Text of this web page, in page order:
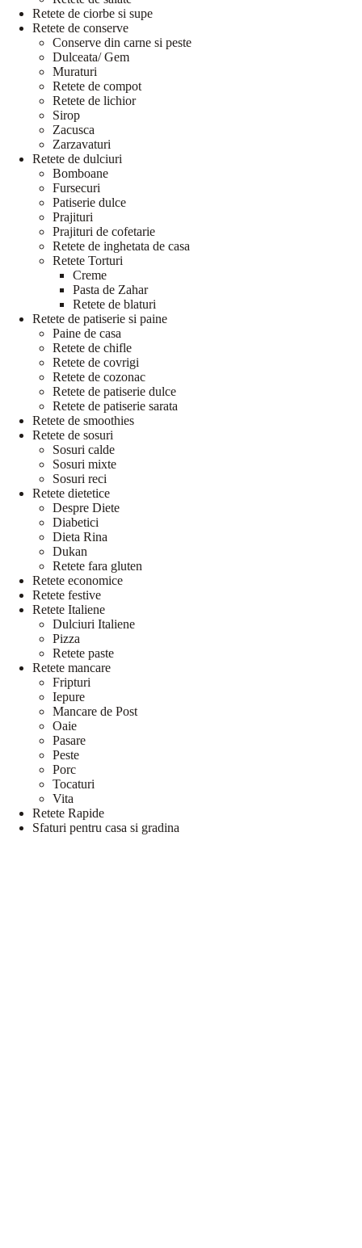
Retete de ciorbe si supe
Retete de conserve
Conserve din carne si peste
Dulceata/ Gem
Muraturi
Retete de compot
Retete de lichior
Sirop
Zacusca
Zarzavaturi
Retete de dulciuri
Bomboane
Fursecuri
Patiserie dulce
Prajituri
Prajituri de cofetarie
Retete de inghetata de casa
Retete Torturi
Creme
Pasta de Zahar
Retete de blaturi
Retete de patiserie si paine
Paine de casa
Retete de chifle
Retete de covrigi
Retete de cozonac
Retete de patiserie dulce
Retete de patiserie sarata
Retete de smoothies
Retete de sosuri
Sosuri calde
Sosuri mixte
Sosuri reci
Retete dietetice
Despre Diete
Diabetici
Dieta Rina
Dukan
Retete fara gluten
Retete economice
Retete festive
Retete Italiene
Dulciuri Italiene
Pizza
Retete paste
Retete mancare
Fripturi
Iepure
Mancare de Post
Oaie
Pasare
Peste
Porc
Tocaturi
Vita
Retete Rapide
Sfaturi pentru casa si gradina